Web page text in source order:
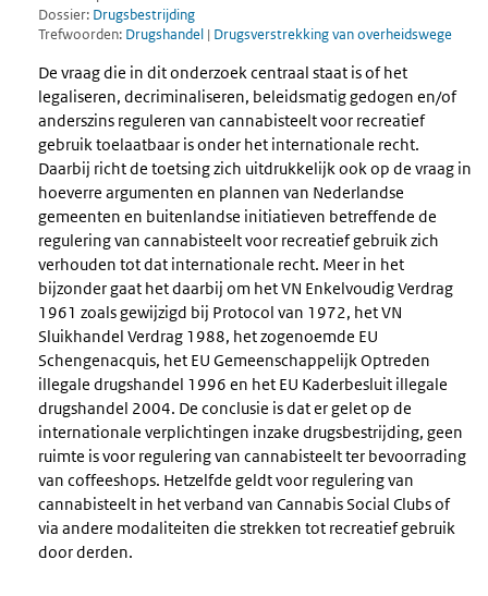
Dossier: Drugsbestrijding
Trefwoorden: Drugshandel | Drugsverstrekking van overheidswege
De vraag die in dit onderzoek centraal staat is of het
legaliseren, decriminaliseren, beleidsmatig gedogen en/of
anderszins reguleren van cannabisteelt voor recreatief
gebruik toelaatbaar is onder het internationale recht.
Daarbij richt de toetsing zich uitdrukkelijk ook op de vraag in
hoeverre argumenten en plannen van Nederlandse
gemeenten en buitenlandse initiatieven betreffende de
regulering van cannabisteelt voor recreatief gebruik zich
verhouden tot dat internationale recht. Meer in het
bijzonder gaat het daarbij om het VN Enkelvoudig Verdrag
1961 zoals gewijzigd bij Protocol van 1972, het VN
Sluikhandel Verdrag 1988, het zogenoemde EU
Schengenacquis, het EU Gemeenschappelijk Optreden
illegale drugshandel 1996 en het EU Kaderbesluit illegale
drugshandel 2004. De conclusie is dat er gelet op de
internationale verplichtingen inzake drugsbestrijding, geen
ruimte is voor regulering van cannabisteelt ter bevoorrading
van coffeeshops. Hetzelfde geldt voor regulering van
cannabisteelt in het verband van Cannabis Social Clubs of
via andere modaliteiten die strekken tot recreatief gebruik
door derden.